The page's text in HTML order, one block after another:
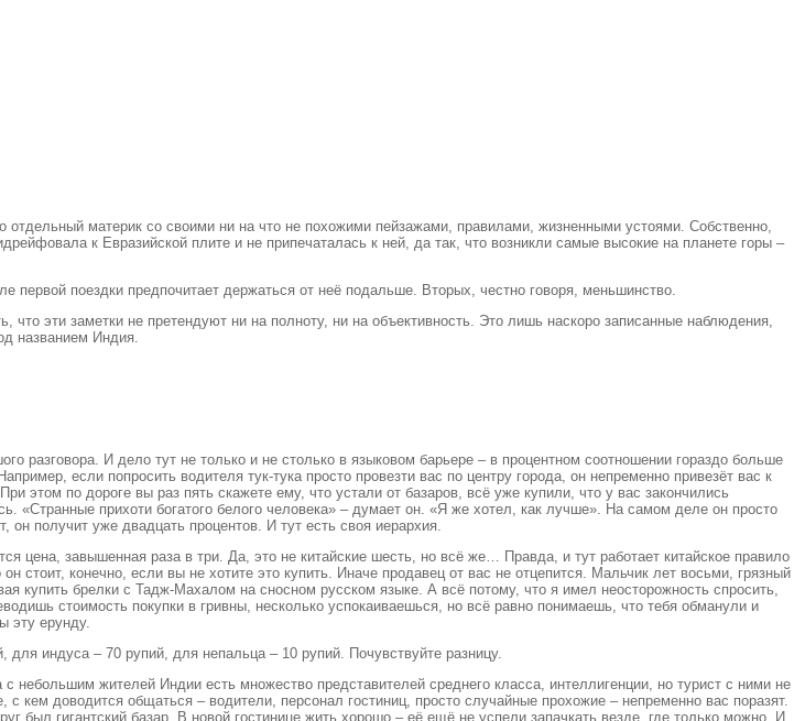
материк со своими ни на что не похожими пейзажами, правилами, жизненными устоями. Собственно,
к Евразийской плите и не припечаталась к ней, да так, что возникли самые высокие на планете горы –
первой поездки предпочитает держаться от неё подальше. Вторых, честно говоря, меньшинство.
эти заметки не претендуют ни на полноту, ни на объективность. Это лишь наскоро записанные наблюдения,
названием Индия.
разговора. И дело тут не только и не столько в языковом барьере – в процентном соотношении гораздо больше
если попросить водителя тук-тука просто провезти вас по центру города, он непременно привезёт вас к
этом по дороге вы раз пять скажете ему, что устали от базаров, всё уже купили, что у вас закончились
«Странные прихоти богатого белого человека» – думает он. «Я же хотел, как лучше». На самом деле он просто
получит уже двадцать процентов. И тут есть своя иерархия.
цена, завышенная раза в три. Да, это не китайские шесть, но всё же… Правда, и тут работает китайское правило
стоит, конечно, если вы не хотите это купить. Иначе продавец от вас не отцепится. Мальчик лет восьми, грязный
купить брелки с Тадж-Махалом на сносном русском языке. А всё потому, что я имел неосторожность спросить,
стоимость покупки в гривны, несколько успокаиваешься, но всё равно понимаешь, что тебя обманули и
эту ерунду.
индуса – 70 рупий, для непальца – 10 рупий. Почувствуйте разницу.
жителей Индии есть множество представителей среднего класса, интеллигенции, но турист с ними не
доводится общаться – водители, персонал гостиниц, просто случайные прохожие – непременно вас поразят.
был гигантский базар. В новой гостинице жить хорошо – её ещё не успели запачкать везде, где только можно. И